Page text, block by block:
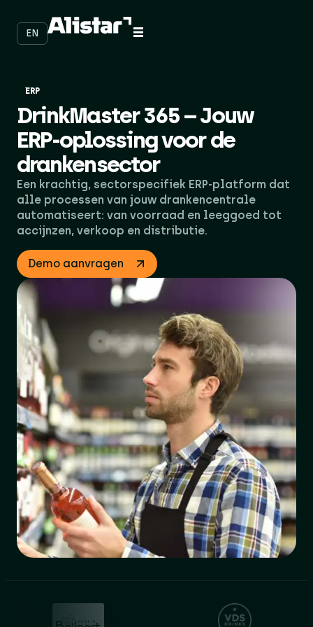
EN
ERP
DrinkMaster 365 – Jouw
ERP-oplossing voor de
drankensector
Een krachtig, sectorspecifiek ERP-platform dat
alle processen van jouw drankencentrale
automatiseert: van voorraad en leeggoed tot
accijnzen, verkoop en distributie.
Demo aanvragen